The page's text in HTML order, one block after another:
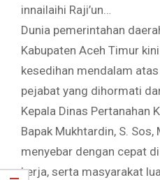
innailaihi Raji’un…
Dunia pemerintahan
Kabupaten Aceh Timur
kesedihan mendalam
pejabat yang dihormati
Kepala Dinas Pertanahan
Bapak Mukhtardin, S. Sos,
menyebar dengan cepat
kerja, serta masyarakat